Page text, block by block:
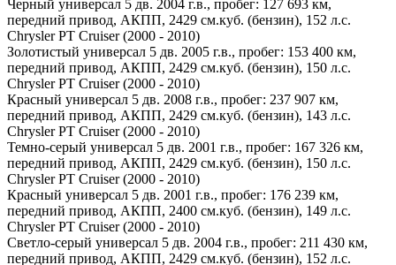
Черный универсал 5 дв. 2004 г.в., пробег: 127 693 км,
передний привод, АКПП, 2429 см.куб. (бензин), 152 л.с.
Chrysler PT Cruiser (2000 - 2010)
Золотистый универсал 5 дв. 2005 г.в., пробег: 153 400 км,
передний привод, АКПП, 2429 см.куб. (бензин), 150 л.с.
Chrysler PT Cruiser (2000 - 2010)
Красный универсал 5 дв. 2008 г.в., пробег: 237 907 км,
передний привод, АКПП, 2429 см.куб. (бензин), 143 л.с.
Chrysler PT Cruiser (2000 - 2010)
Темно-серый универсал 5 дв. 2001 г.в., пробег: 167 326 км,
передний привод, АКПП, 2429 см.куб. (бензин), 150 л.с.
Chrysler PT Cruiser (2000 - 2010)
Красный универсал 5 дв. 2001 г.в., пробег: 176 239 км,
передний привод, АКПП, 2400 см.куб. (бензин), 149 л.с.
Chrysler PT Cruiser (2000 - 2010)
Светло-серый универсал 5 дв. 2004 г.в., пробег: 211 430 км,
передний привод, АКПП, 2429 см.куб. (бензин), 152 л.с.